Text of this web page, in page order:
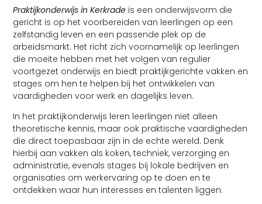
Praktijkonderwijs in Kerkrade is een onderwijsvorm die
gericht is op het voorbereiden van leerlingen op een
zelfstandig leven en een passende plek op de
arbeidsmarkt. Het richt zich voornamelijk op leerlingen
die moeite hebben met het volgen van regulier
voortgezet onderwijs en biedt praktijkgerichte vakken en
stages om hen te helpen bij het ontwikkelen van
vaardigheden voor werk en dagelijks leven.
In het praktijkonderwijs leren leerlingen niet alleen
theoretische kennis, maar ook praktische vaardigheden
die direct toepasbaar zijn in de echte wereld. Denk
hierbij aan vakken als koken, techniek, verzorging en
administratie, evenals stages bij lokale bedrijven en
organisaties om werkervaring op te doen en te
ontdekken waar hun interesses en talenten liggen.